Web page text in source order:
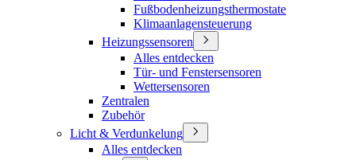
Fußbodenheizungsthermostate
Klimaanlagensteuerung
Heizungssensoren
Alles entdecken
Tür- und Fenstersensoren
Wettersensoren
Zentralen
Zubehör
Licht & Verdunkelung
Alles entdecken